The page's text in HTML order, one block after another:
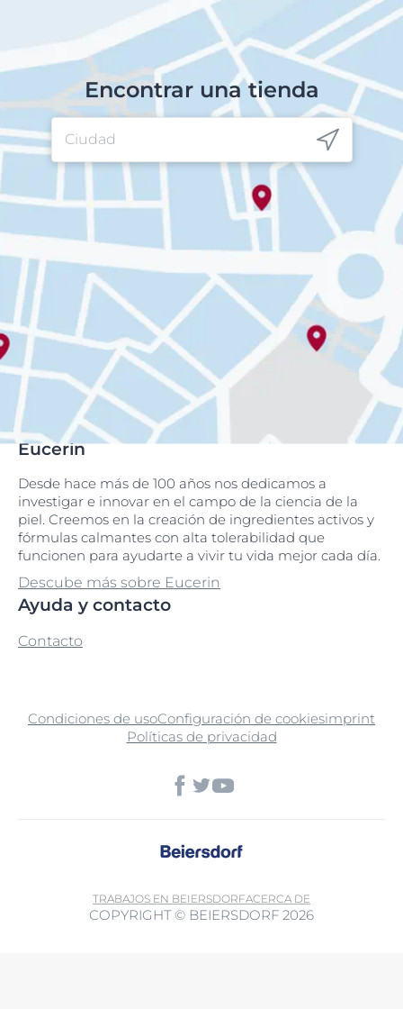
Encontrar una tienda
Eucerin
Desde hace más de 100 años nos dedicamos a
investigar e innovar en el campo de la ciencia de la
piel. Creemos en la creación de ingredientes activos y
fórmulas calmantes con alta tolerabilidad que
funcionen para ayudarte a vivir tu vida mejor cada día.
Descube más sobre Eucerin
Ayuda y contacto
Contacto
Condiciones de usoConfiguración de cookiesimprint
Políticas de privacidad
TRABAJOS EN BEIERSDORFACERCA DE
COPYRIGHT © BEIERSDORF 2026